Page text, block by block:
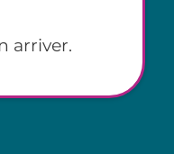
arriver.